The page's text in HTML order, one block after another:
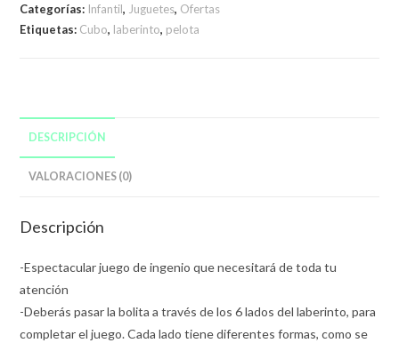
Categorías: Infantil, Juguetes, Ofertas
Etiquetas: Cubo, laberinto, pelota
DESCRIPCIÓN
VALORACIONES (0)
Descripción
-Espectacular juego de ingenio que necesitará de toda tu
atención
-Deberás pasar la bolita a través de los 6 lados del laberinto, para
completar el juego. Cada lado tiene diferentes formas, como se